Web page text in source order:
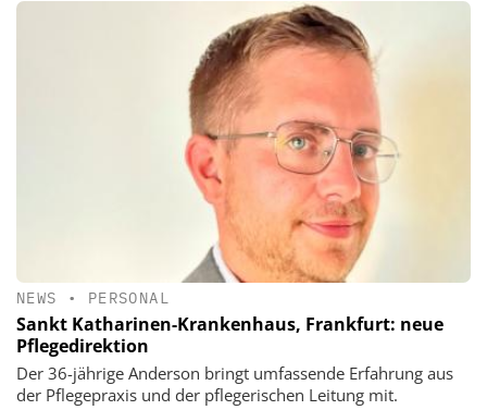
NEWS • PERSONAL
Sankt Katharinen-Krankenhaus, Frankfurt: neue
Pflegedirektion
Der 36-jährige Anderson bringt umfassende Erfahrung aus
der Pflegepraxis und der pflegerischen Leitung mit.